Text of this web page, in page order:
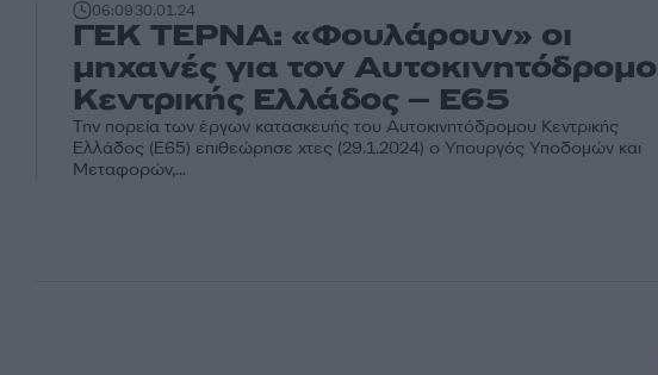
06:0930.01.24
ΓΕΚ ΤΕΡΝΑ: «Φουλάρουν» οι
μηχανές για τον Αυτοκινητόδρομο
Κεντρικής Ελλάδος – Ε65
Την πορεία των έργων κατασκευής του Αυτοκινητόδρομου Κεντρικής
Ελλάδος (Ε65) επιθεώρησε χτες (29.1.2024) ο Υπουργός Υποδομών και
Μεταφορών,...